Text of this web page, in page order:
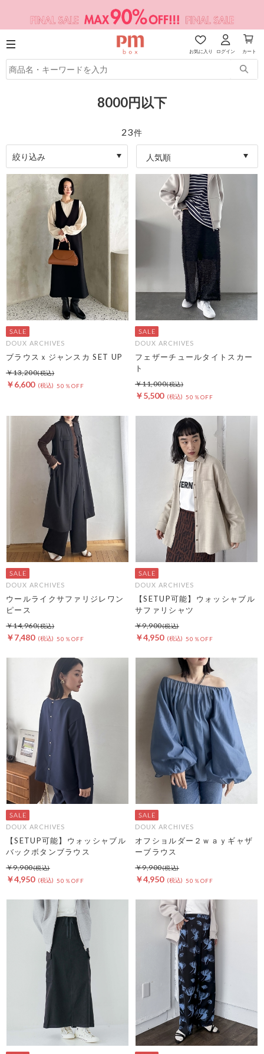
お気に入り ログイン カート
8000円以下
23件
絞り込み 人気順
DOUX ARCHIVES
ブラウスｘジャンスカ SET UP
￥6,600 50％OFF
￥13,200
DOUX ARCHIVES
フェザーチュールタイトスカー
ト
￥5,500 50％OFF
￥11,000
DOUX ARCHIVES
ウールライクサファリジレワン
ピース
￥7,480 50％OFF
￥14,960
DOUX ARCHIVES
【SETUP可能】ウォッシャブル
サファリシャツ
￥4,950 50％OFF
￥9,900
DOUX ARCHIVES
【SETUP可能】ウォッシャブル
バックボタンブラウス
￥4,950 50％OFF
￥9,900
DOUX ARCHIVES
オフショルダー２ｗａｙギャザ
ーブラウス
￥4,950 50％OFF
￥9,900